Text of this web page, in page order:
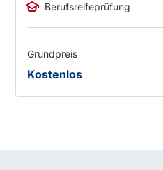
Berufsreifeprüfung
Grundpreis
Kostenlos